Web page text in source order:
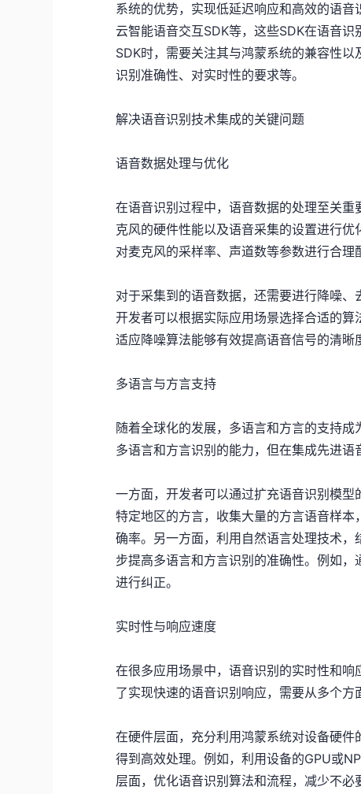
系统的优势，实现低延迟响应和高效的语
云智能语音交互SDK等，这些SDK在语音
SDK时，需要关注其与鸿蒙系统的兼容性
识别准确性、对实时性的要求等。
解决语音识别技术集成的关键问题
语音数据处理与优化
在语音识别过程中，语音数据的处理至关
克风的硬件性能以及语音采集的设置进行优
对麦克风的采样率、声道数等参数进行合理
对于采集到的语音数据，还需要进行降噪、
开发者可以根据实际应用场景选择合适的
适应降噪算法能够有效提高语音信号的清晰
多语言与方言支持
随着全球化的发展，多语言和方言的支持
多语言和方言识别的能力，但在集成先进语
一方面，开发者可以通过扩充语音识别模
特定地区的方言，收集大量的方言语音样
确率。另一方面，利用自然语言处理技术
步提高多语言和方言识别的准确性。例如
进行纠正。
实时性与响应速度
在很多应用场景中，语音识别的实时性和
了实现快速的语音识别响应，需要从多个方
在硬件层面，充分利用鸿蒙系统对设备硬
得到高效处理。例如，利用设备的GPU或
层面，优化语音识别算法和流程，减少不必